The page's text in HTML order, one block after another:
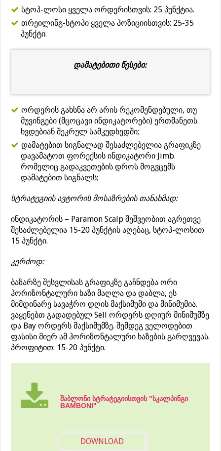
სტოპ-ლოსი ყველა ორდერისთვის: 25 პუნქტია.
თრეილინგ-სტოპი ყველა პოზიციისთვის: 25-35
პუნქტი.
დამატებითი წესები:
ორდერის გახსნა არ არის რეკომენდებული, თუ
მუვინგები (მცოცავი ინდიკატორები) ერთმანეთს
ხვდებიან შეკრულ სამკუდხედში;
დამატებით სიგნალად შესაძლებელია გრაფიკზე
დავამატოთ ფორექსის ინდიკატორი Jimb.
რომელიც გადაკვეთების დროს მოგვცემს
დამატებით სიგნალს;
სტრატეგიის ავტორის მოსაზრების თანახმად:
ინდიკატორის – Paramon Scalp მეშვეობით აგრეთვე
შესაძლებელია 15-20 პუნქტის აღებაც, სტოპ-ლოსით
15 პუნქტი.
კერძოდ:
ბაზარზე შესვლისას გრაფიკზე გაჩნდება ორი
ჰორიზონტალური ხაზი მაღლა და დაბლა, ეს
მიმდინარე სავაჭრო დღის მაქსიმუმი და მინიმუმია.
ვაყენებთ გადადებულ Sell ორდერს დღიურ მინიმუმზე
და Bay ორდერს მაქსიმუმზე. შემდეგ ველოდებით
ფასისი მიერ ამ ჰორიზონტალური ხაზების გარღვევას.
პროფიტით: 15-20 პუნქტი.
შაბლონი სტრატეგიისთვის "სკალპინგი
BAMBONI"
DOWNLOAD